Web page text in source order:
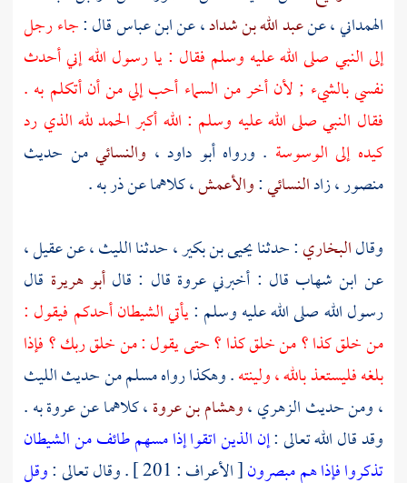
الهمداني ، عنعبد الله بن شداد، عنابن عباسقال :جاء رجل
إلى النبي صلى الله عليه وسلم فقال : يا رسول الله إني أحدث
نفسي بالشيء ; لأن أخر من السماء أحب إلي من أن أتكلم به .
فقال النبي صلى الله عليه وسلم : الله أكبر الحمد لله الذي رد
كيده إلى الوسوسة . ورواهأبو داود ، والنسائيمن حديث
منصور، زادالنسائي:والأعمش، كلاهما عنذربه .
وقالالبخاري: حدثنايحيى بن بكير، حدثناالليث، عنعقيل،
عن ابن شهاب قال : أخبرنيعروة قال : قالأبو هريرة قال
رسول الله صلى الله عليه وسلم :يأتي الشيطان أحدكم فيقول :
من خلق كذا ؟ من خلق كذا ؟ حتى يقول : من خلق ربك ؟ فإذا
بلغه فليستعذ بالله ، ولينته. وهكذا رواهمسلممن حديثالليث
، ومن حديثالزهري،وهشام بن عروة، كلاهما عنعروةبه .
وقد قال الله تعالى :إن الذين اتقوا إذا مسهم طائف من الشيطان
تذكروا فإذا هم مبصرون[ الأعراف : 201 ] . وقال تعالى : وقل